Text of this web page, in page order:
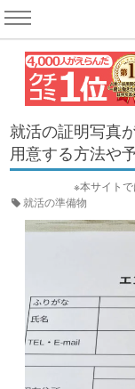
就活の証明写真
用意する方法や
※本サイト
就活の準備物